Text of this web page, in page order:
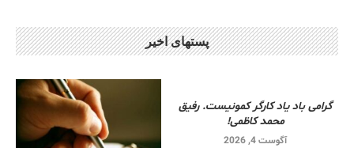
پستهای اخیر
گرامی باد یاد کارگر کمونیست. رفیق
محمد کاظمی!
آگوست 4, 2026